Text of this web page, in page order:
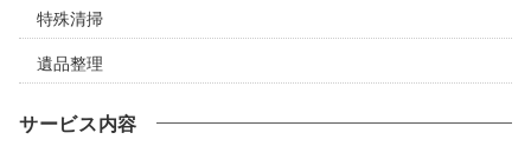
特殊清掃
遺品整理
サービス内容